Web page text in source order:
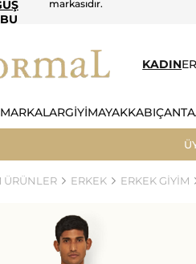
markasıdır.
KADIN
MARKALARGİYİMAYAKKABIÇANTA
ÜRÜNLER ERKEK ERKEK GİYİM